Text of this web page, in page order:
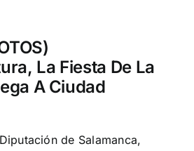
La Fiesta De La
A Ciudad
de Salamanca,